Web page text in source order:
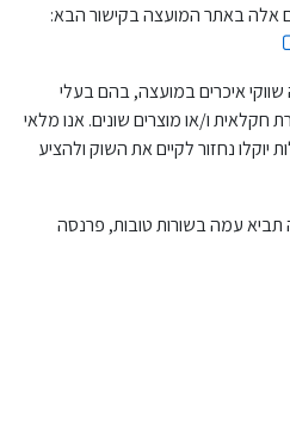
אלה באתר המועצה בקישור הבא:
שווקי איכרים במועצה, בהם בעלי
חקלאית ו/או מוצרים שונים. אנו מלאי
נחזור לקיים את השוק ולהציע
עמה בשורות טובות, פרנסה